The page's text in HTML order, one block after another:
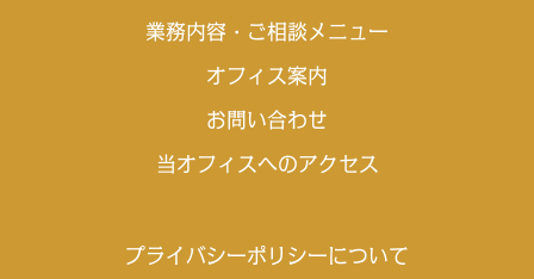
業務内容・ご相談メニュー
オフィス案内
お問い合わせ
当オフィスへのアクセス
プライバシーポリシーについて